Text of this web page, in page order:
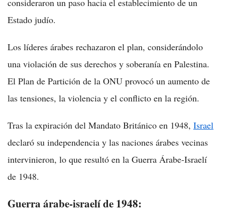
Estado judío.
Los líderes árabes rechazaron el plan, considerándolo
una violación de sus derechos y soberanía en Palestina.
El Plan de Partición de la ONU provocó un aumento de
las tensiones, la violencia y el conflicto en la región.
Tras la expiración del Mandato Británico en 1948, Israel
declaró su independencia y las naciones árabes vecinas
intervinieron, lo que resultó en la Guerra Árabe-Israelí
de 1948.
Guerra árabe-israelí de 1948: